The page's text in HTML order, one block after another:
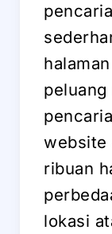
website
ribuan
lokasi